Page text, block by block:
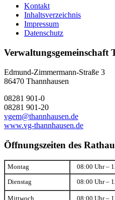
Kontakt
Inhaltsverzeichnis
Impressum
Datenschutz
Verwaltungsgemeinschaft
Edmund-Zimmermann-Straße 3
86470 Thannhausen
08281 901-0
08281 901-20
vgem@thannhausen.de
www.vg-thannhausen.de
Öffnungszeiten des
Montag 08:00 Uhr –
Dienstag 08:00 Uhr –